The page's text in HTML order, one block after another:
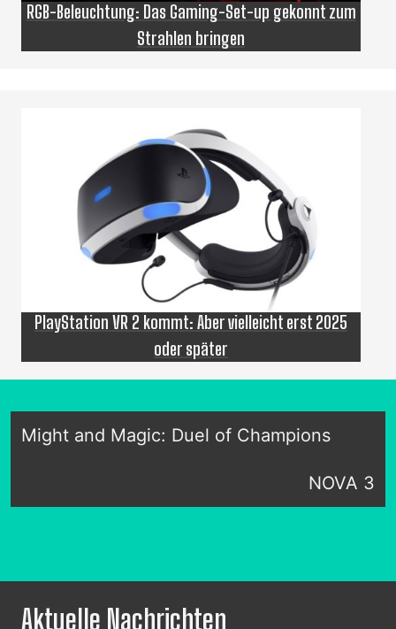
RGB-Beleuchtung: Das Gaming-Set-up gekonnt zum
Strahlen bringen
PlayStation VR 2 kommt: Aber vielleicht erst 2025
oder später
Might and Magic: Duel of Champions
NOVA 3
Aktuelle Nachrichten